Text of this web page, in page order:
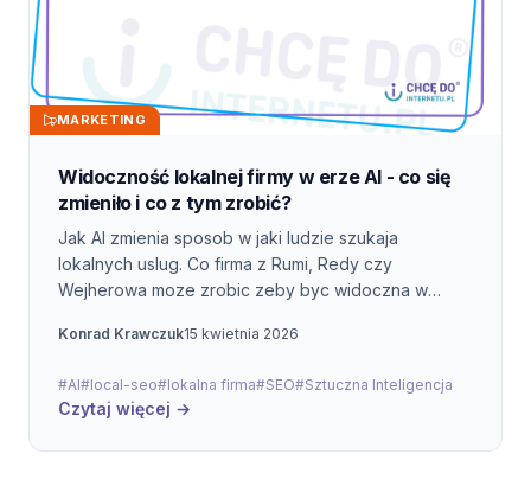
MARKETING
Widoczność lokalnej firmy w erze AI - co się
zmieniło i co z tym zrobić?
Jak AI zmienia sposob w jaki ludzie szukaja
lokalnych uslug. Co firma z Rumi, Redy czy
Wejherowa moze zrobic zeby byc widoczna w
Konrad Krawczuk15 kwietnia 2026
#AI#local-seo#lokalna firma#SEO#Sztuczna Inteligencja
Czytaj więcej →